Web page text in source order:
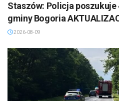
Staszów: Policja
gminy Bogoria
2026-08-09